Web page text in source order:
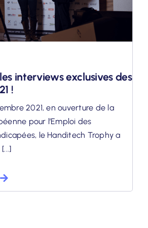
interviews exclusives des
!
2021, en ouverture de la
pour l’Emploi des
le Handitech Trophy a